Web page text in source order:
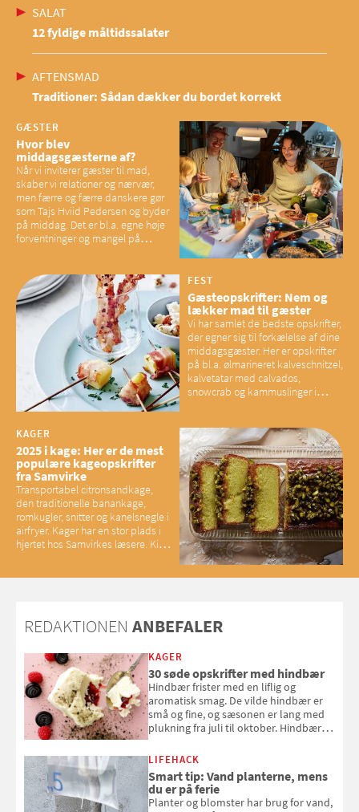
SALAT
12 fyldige måltidssalater
AFTENSMAD
Traditioner: Sådan dækker du bordet korrekt
GÆSTER
Hvor blev
middagsgæsterne af?
Når vi inviterer gæster til mad,
skaber vi relationer og nærvær,
men færre og færre danskere gør
som Tajs Hviid Pedersen og byder
på middag. Det er bl.a. egne høje
forventninger og mangel på
have konsekvenser for vores
sociale fællesskaber
FEST
Gæsteopskrifter: Nem og
lækker mad til gæster
Vi har samlet de bedste opskrifter,
der egner sig til forkælelse af dine
middagsgæster. Her er opskrifter
på bl.a. ølmarineret kalveschnitzel,
kalvetatar med calvados,
snowcrab og kammuslinger i
KAGER
2025 i kage: Her er de mest
populære kageopskrifter
fra Samvirke
Transportabel citronsandkage,
den traditionelle banankage,
romkugler, snitter og kanelsnegle i
airfryer. Kager har en stor plads i
hjertet hos Samvirkes læsere. Kig
REDAKTIONEN ANBEFALER
KAGER
30 søde opskrifter med hindbær
Hindbær frister med en liflig og
aromatisk smag. De vilde hindbær er
små og fine, og sæsonen er lang med
plukning fra juli til oktober. Hindbær
kan bruge dine hindbær i alt fra
bagværk og salater til is og syltning.
LIFEHACK
Smart tip: Vand planterne, mens
du er på ferie
Planter og blomster har brug for vand,